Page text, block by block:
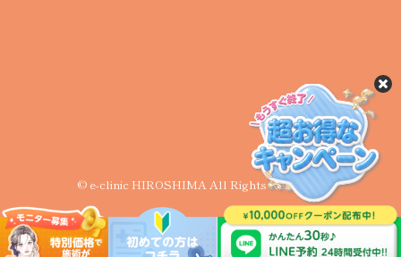
© e-clinic HIROSHIMA All Rights Reserved.